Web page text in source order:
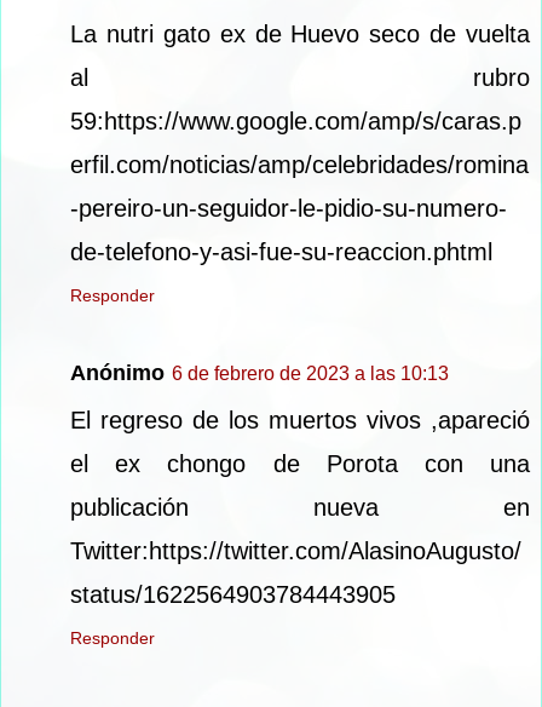
La nutri gato ex de Huevo seco de vuelta
al rubro
59:https://www.google.com/amp/s/caras.p
erfil.com/noticias/amp/celebridades/romina
-pereiro-un-seguidor-le-pidio-su-numero-
de-telefono-y-asi-fue-su-reaccion.phtml
Responder
Anónimo 6 de febrero de 2023 a las 10:13
El regreso de los muertos vivos ,apareció
el ex chongo de Porota con una
publicación nueva en
Twitter:https://twitter.com/AlasinoAugusto/
status/1622564903784443905
Responder